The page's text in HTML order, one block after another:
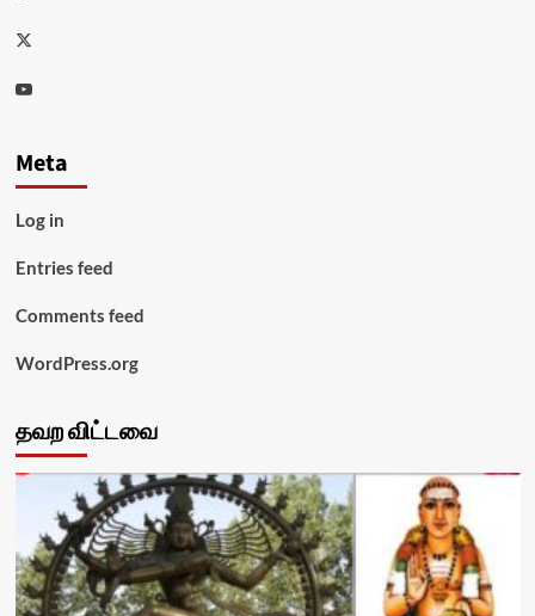
Twitter
Youtube
Meta
Log in
Entries feed
Comments feed
WordPress.org
தவற விட்டவை